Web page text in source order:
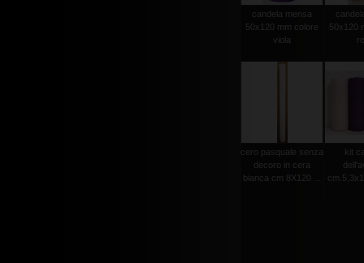
candela mensa
50x120 mm colore
viola
50x120
cero pasquale senza
decoro in cera
bianca cm 8X120 ...
kit